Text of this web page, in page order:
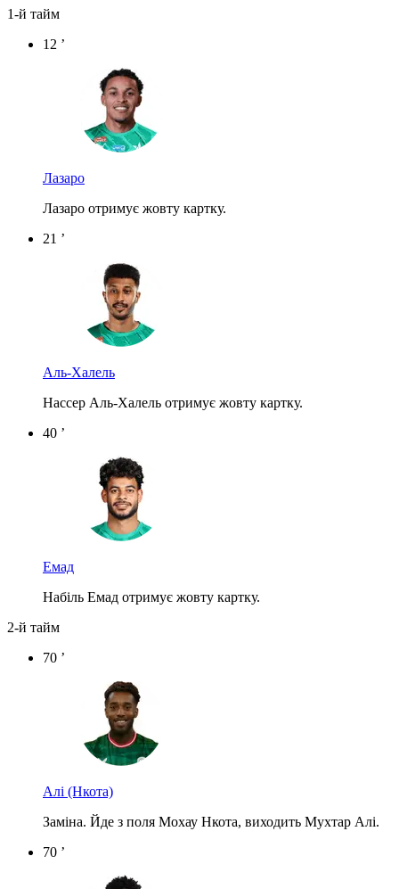
1-й тайм
12 ’
Лазаро
Лазаро отримує жовту картку.
21 ’
Аль-Халель
Нассер Аль-Халель отримує жовту картку.
40 ’
Емад
Набіль Емад отримує жовту картку.
2-й тайм
70 ’
Алі (Нкота)
Заміна. Йде з поля Мохау Нкота, виходить Мухтар Алі.
70 ’